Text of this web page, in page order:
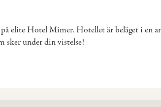
elite Hotel Mimer. Hotellet är beläget i en
sker under din vistelse!